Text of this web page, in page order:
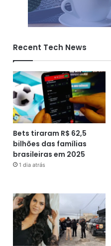
Recent Tech News
Bets tiraram R$ 62,5
bilhões das famílias
brasileiras em 2025
1 dia atrás